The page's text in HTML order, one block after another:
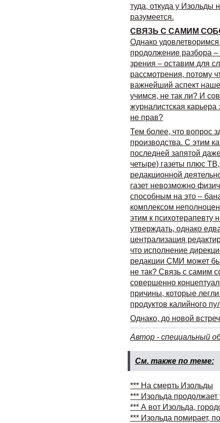
туда, откуда у Изольды
разумеется.
СВЯЗЬ С САМИМ
Однако
продолжение разбора –
зрения – оставим для
рассмотрения, потому
важнейший аспект
учимся, не так ли? И
журналистская карьера
не прав?
Тем более, что вопрос
производства. С этим
последней запятой
четыре) газеты плюс
редакционной
газет невозможно
способным на это –
комплексом
этим к психотерапевту
утверждать, однако
централизация
что исполнение
редакции СМИ может
не так? Связь с самим
совершенно
причины, которые
продуктов калийного
Однако, до новой
Автор - специальный
См. также по теме:
*** На смерть Изольды
*** Изольда продолжает
*** А вот Изольда,
*** Изольда помирает,